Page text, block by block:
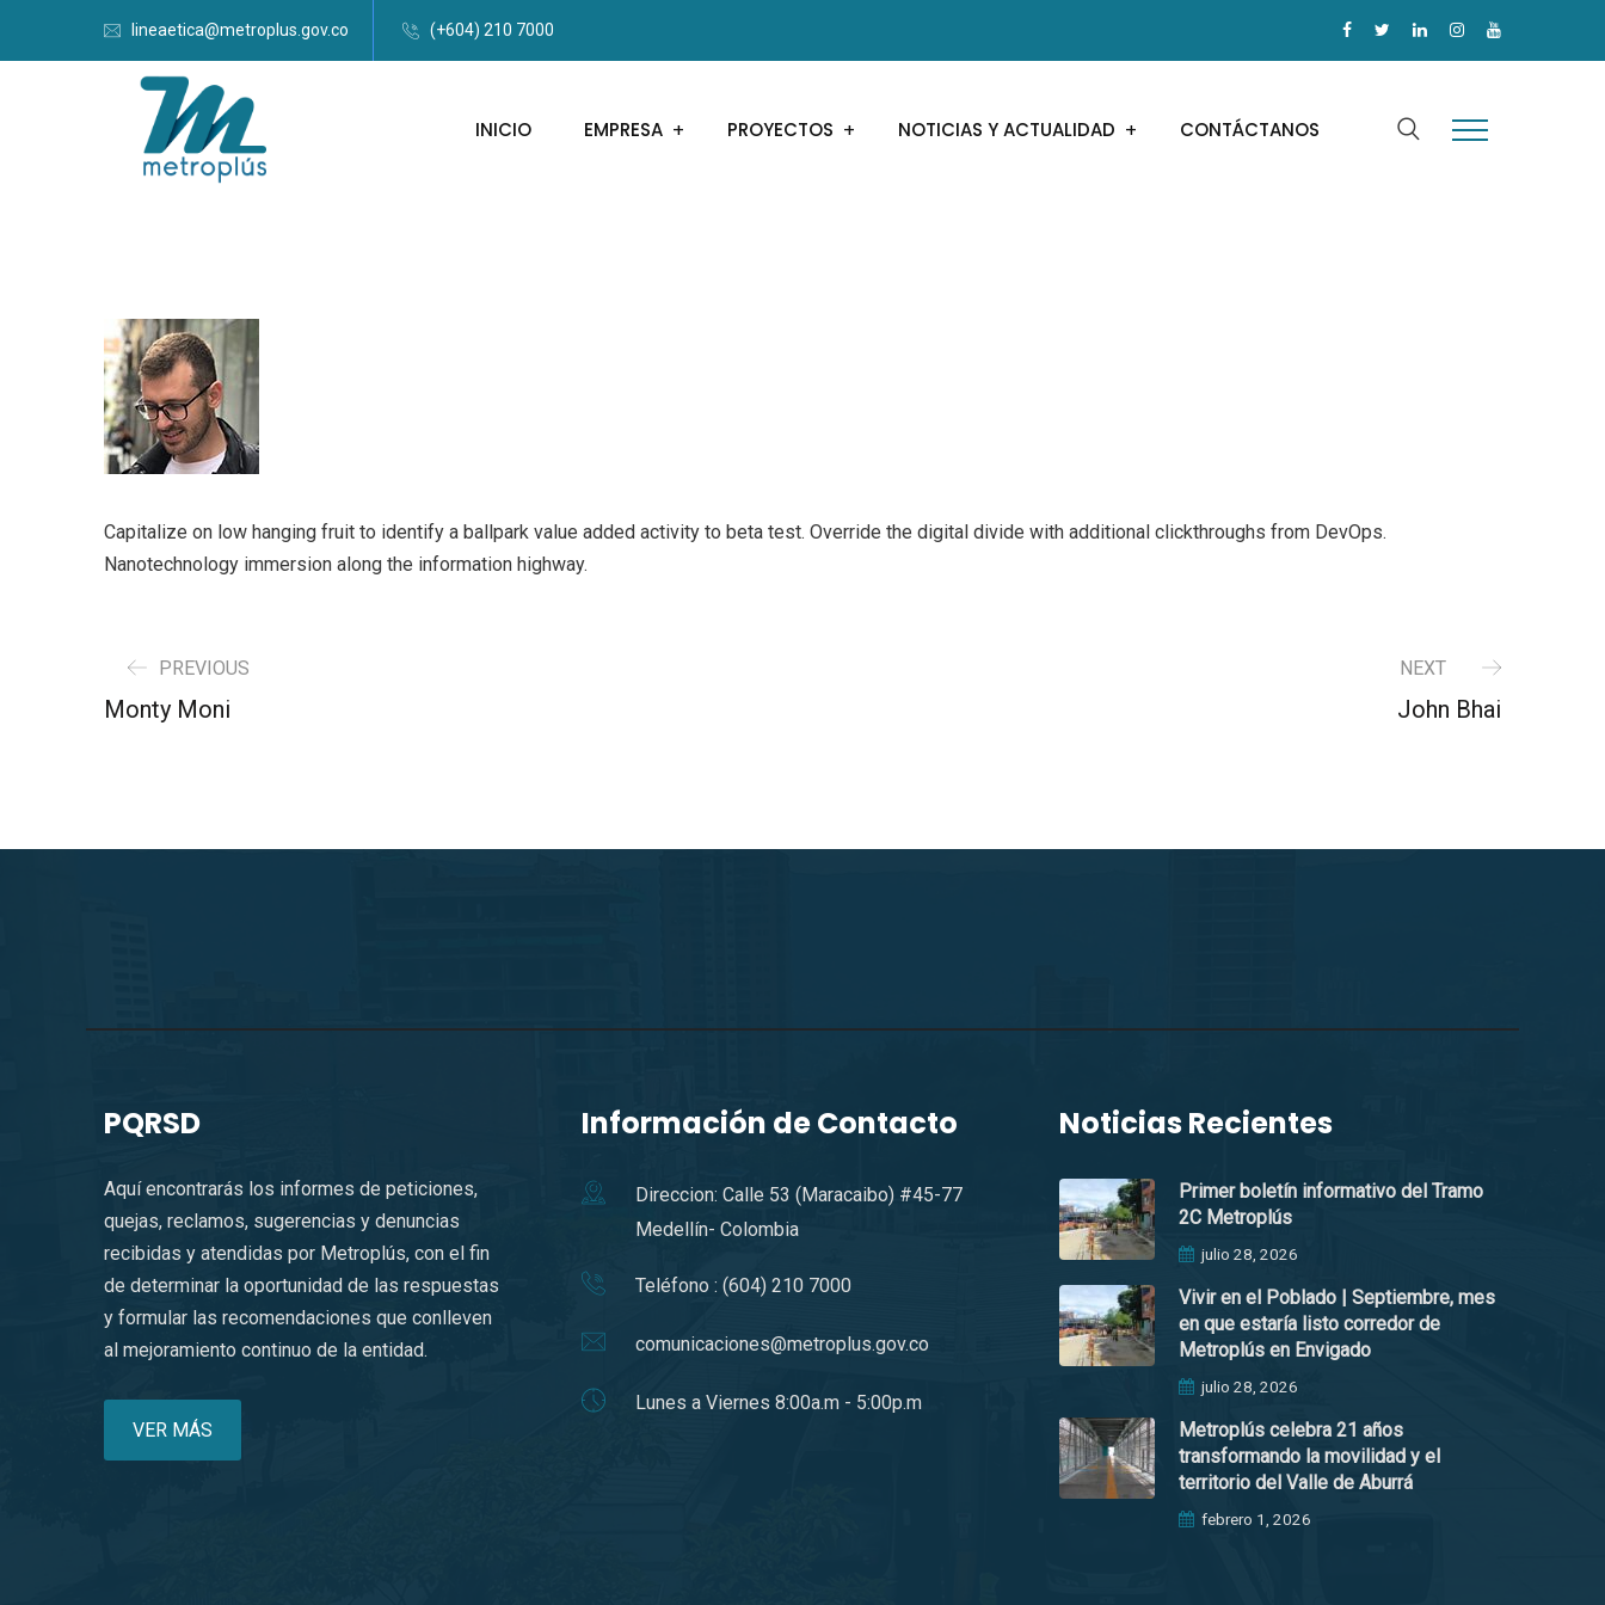
lineaetica@metroplus.gov.co (+604) 210 7000
INICIO EMPRESA PROYECTOS NOTICIAS Y ACTUALIDAD CONTÁCTANOS
Capitalize on low hanging fruit to identify a ballpark value added activity to beta test. Override the digital divide with additional clickthroughs from DevOps.
Nanotechnology immersion along the information highway.
PREVIOUS
Monty Moni
NEXT
John Bhai
PQRSD
Aquí encontrarás los informes de peticiones,
quejas, reclamos, sugerencias y denuncias
recibidas y atendidas por Metroplús, con el fin
de determinar la oportunidad de las respuestas
y formular las recomendaciones que conlleven
al mejoramiento continuo de la entidad.
VER MÁS
Información de Contacto
Direccion: Calle 53 (Maracaibo) #45-77
Medellín- Colombia
Teléfono : (604) 210 7000
comunicaciones@metroplus.gov.co
Lunes a Viernes 8:00a.m - 5:00p.m
Noticias Recientes
Primer boletín informativo del Tramo
2C Metroplús
julio 28, 2026
Vivir en el Poblado | Septiembre, mes
en que estaría listo corredor de
Metroplús en Envigado
julio 28, 2026
Metroplús celebra 21 años
transformando la movilidad y el
territorio del Valle de Aburrá
febrero 1, 2026